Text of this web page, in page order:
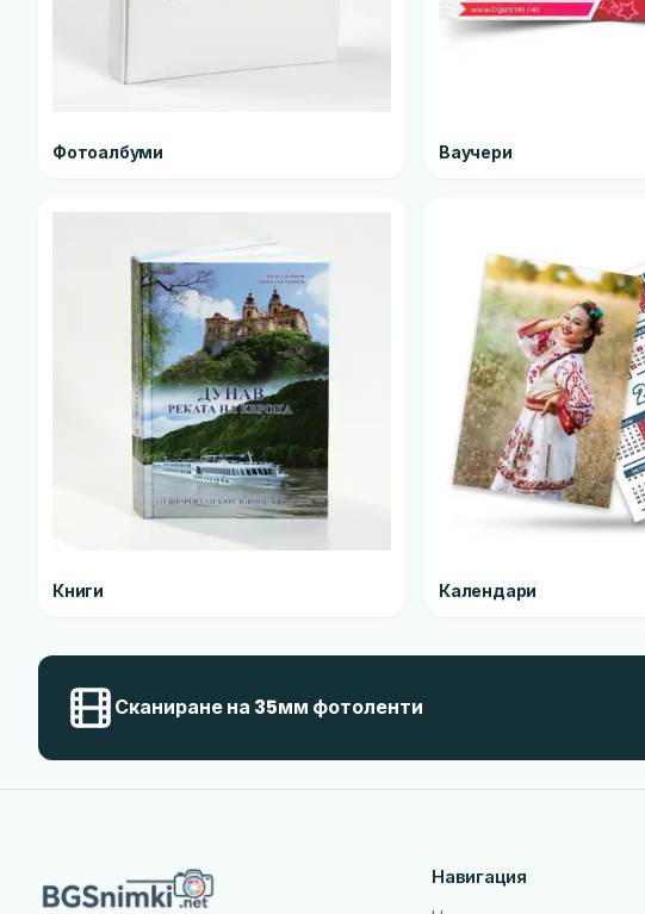
Фотоалбуми Ваучери
Книги Календари
Сканиране на 35мм фотоленти
Навигация